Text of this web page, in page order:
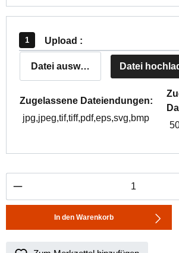
Upload :
Datei auswählen Datei
Zugelassene Dateiendungen:
jpg,jpeg,tif,tiff,pdf,eps,svg,bmp
Produkt Anzahl: Gib den
In den Warenkorb